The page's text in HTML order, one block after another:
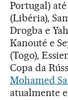
Portugal)
(Libéria),
Drogba e
Kanouté e
(Togo),
Copa da
Mohamed
atualmente